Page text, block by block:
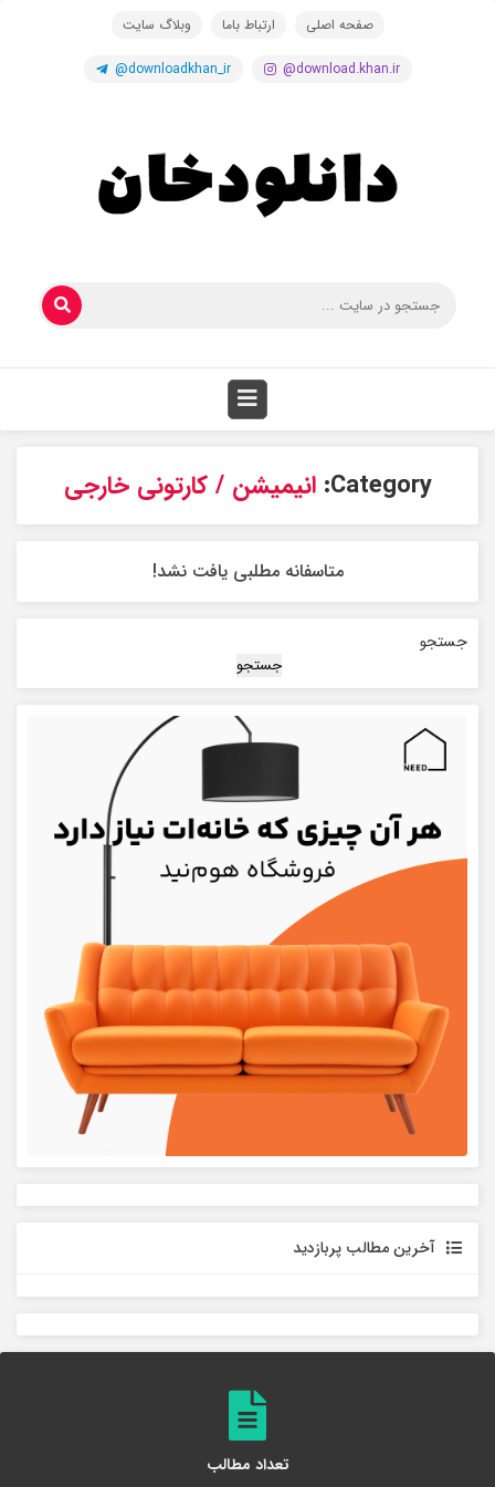
صفحه اصلی ارتباط باما وبلاگ سایت
@download.khan.ir
@downloadkhan_ir
Category: انیمیشن / کارتونی خارجی
متاسفانه مطلبی یافت نشد!
جستجو
جستجو
آخرین مطالب پربازدید
تعداد مطالب